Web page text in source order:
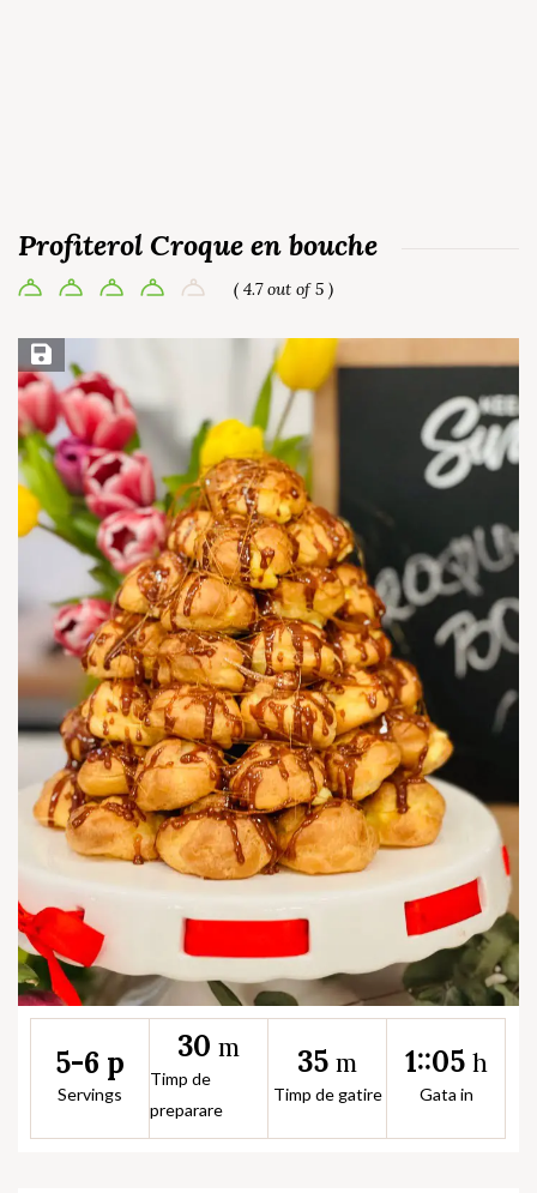
Profiterol Croque en bouche
( 4.7 out of 5 )
Save Recipe
5-6 p
Servings
30 m
Timp de
preparare
35 m
Timp de gatire
1::05 h
Gata in